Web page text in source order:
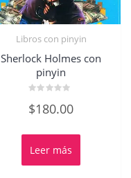
Libros con pinyin
Sherlock Holmes con
pinyin
con
0
5
$180.00
Leer más